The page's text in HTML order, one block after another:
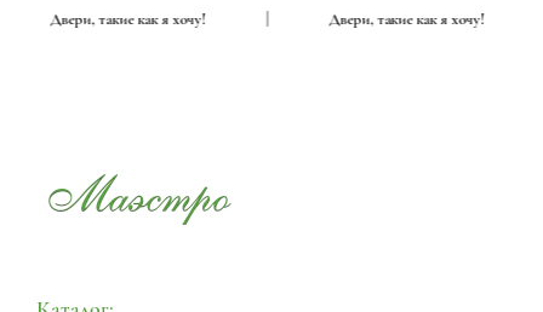
Двери, такие как я хочу! Двери, такие как я хочу!